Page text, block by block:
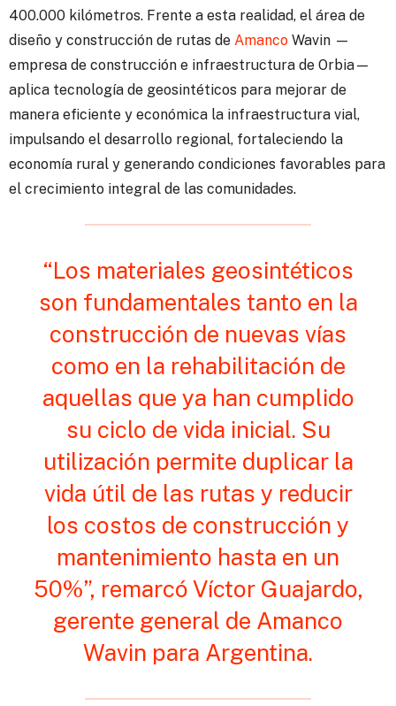
400.000 kilómetros. Frente a esta realidad, el área de
diseño y construcción de rutas de Amanco Wavin —
empresa de construcción e infraestructura de Orbia—
aplica tecnología de geosintéticos para mejorar de
manera eficiente y económica la infraestructura vial,
impulsando el desarrollo regional, fortaleciendo la
economía rural y generando condiciones favorables para
el crecimiento integral de las comunidades.
“Los materiales geosintéticos
son fundamentales tanto en la
construcción de nuevas vías
como en la rehabilitación de
aquellas que ya han cumplido
su ciclo de vida inicial. Su
utilización permite duplicar la
vida útil de las rutas y reducir
los costos de construcción y
mantenimiento hasta en un
50%”, remarcó Víctor Guajardo,
gerente general de Amanco
Wavin para Argentina.